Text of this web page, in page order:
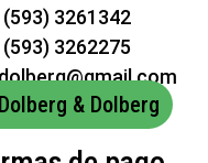
(593) 3261342
(593) 3262275
Dolberg & Dolberg